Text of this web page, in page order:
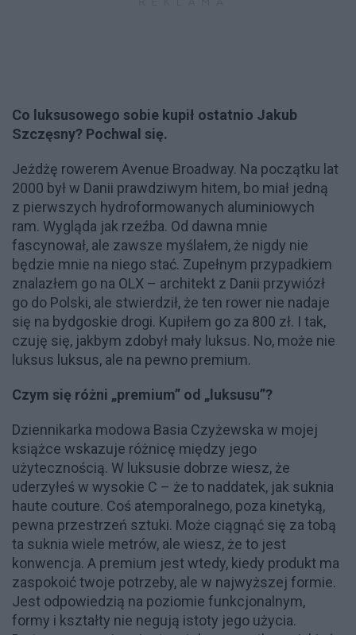
Co luksusowego sobie kupił ostatnio Jakub
Szczęsny? Pochwal się.
Jeżdżę rowerem Avenue Broadway. Na początku lat
2000 był w Danii prawdziwym hitem, bo miał jedną
z pierwszych hydroformowanych aluminiowych
ram. Wygląda jak rzeźba. Od dawna mnie
fascynował, ale zawsze myślałem, że nigdy nie
będzie mnie na niego stać. Zupełnym przypadkiem
znalazłem go na OLX – architekt z Danii przywiózł
go do Polski, ale stwierdził, że ten rower nie nadaje
się na bydgoskie drogi. Kupiłem go za 800 zł. I tak,
czuję się, jakbym zdobył mały luksus. No, może nie
luksus luksus, ale na pewno premium.
Czym się różni „premium” od „luksusu”?
Dziennikarka modowa Basia Czyżewska w mojej
książce wskazuje różnicę między jego
użytecznością. W luksusie dobrze wiesz, że
uderzyłeś w wysokie C – że to naddatek, jak suknia
haute couture. Coś atemporalnego, poza kinetyką,
pewna przestrzeń sztuki. Może ciągnąć się za tobą
ta suknia wiele metrów, ale wiesz, że to jest
konwencja. A premium jest wtedy, kiedy produkt ma
zaspokoić twoje potrzeby, ale w najwyższej formie.
Jest odpowiedzią na poziomie funkcjonalnym,
formy i kształty nie negują istoty jego użycia.